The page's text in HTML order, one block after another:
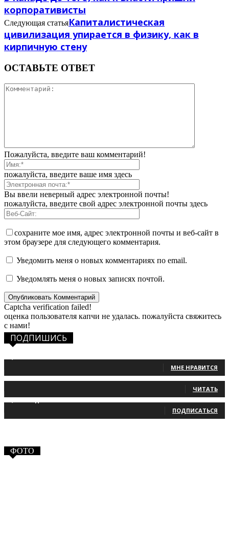
корпоративисты
Следующая статьяКапиталистическая
цивилизация упирается в физику, как в
кирпичную стену
ОСТАВЬТЕ ОТВЕТ
Пожалуйста, введите ваш комментарий!
пожалуйста, введите ваше имя здесь
Вы ввели неверный адрес электронной почты!
пожалуйста, введите свой адрес электронной почты здесь
сохраните мое имя, адрес электронной почты и веб-сайт в
этом браузере для следующего комментария.
Уведомить меня о новых комментариях по email.
Уведомлять меня о новых записях почтой.
Captcha verification failed!
оценка пользователя капчи не удалась. пожалуйста свяжитесь
с нами!
ПОДПИШИСЬ
МНЕ НРАВИТСЯ
ЧИТАТЬ
ПОДПИСАТЬСЯ
ФОТО